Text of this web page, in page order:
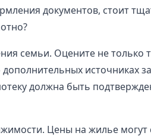
документов, стоит
семьи. Оцените не только
источниках
должна быть
Цены на жилье могут